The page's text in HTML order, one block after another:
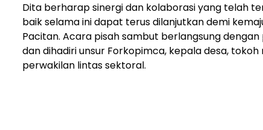
Dita berharap sinergi dan kolaborasi yang telah
baik selama ini dapat terus dilanjutkan demi
Pacitan. Acara pisah sambut berlangsung
dan dihadiri unsur Forkopimca, kepala desa,
perwakilan lintas sektoral.